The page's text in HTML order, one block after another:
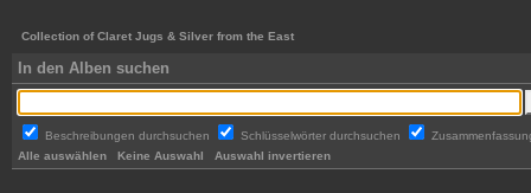
Collection of Claret Jugs & Silver from the East
In den Alben suchen
Beschreibungen durchsuchen Schlüsselwörter durchsuchen
Alle auswählen
Keine Auswahl Auswahl invertieren